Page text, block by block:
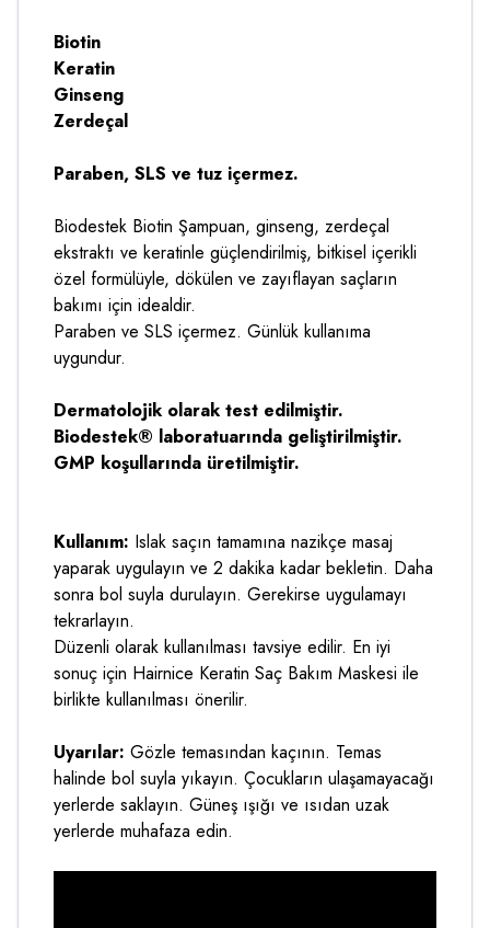
Biotin
Keratin
Ginseng
Zerdeçal
Paraben, SLS ve tuz içermez.
Biodestek Biotin Şampuan, ginseng, zerdeçal
ekstraktı ve keratinle güçlendirilmiş, bitkisel içerikli
özel formülüyle, dökülen ve zayıflayan saçların
bakımı için idealdir.
Paraben ve SLS içermez. Günlük kullanıma
uygundur.
Dermatolojik olarak test edilmiştir.
Biodestek® laboratuarında geliştirilmiştir.
GMP koşullarında üretilmiştir.
Kullanım: Islak saçın tamamına nazikçe masaj
yaparak uygulayın ve 2 dakika kadar bekletin. Daha
sonra bol suyla durulayın. Gerekirse uygulamayı
tekrarlayın.
Düzenli olarak kullanılması tavsiye edilir. En iyi
sonuç için Hairnice Keratin Saç Bakım Maskesi ile
birlikte kullanılması önerilir.
Uyarılar: Gözle temasından kaçının. Temas
halinde bol suyla yıkayın. Çocukların ulaşamayacağı
yerlerde saklayın. Güneş ışığı ve ısıdan uzak
yerlerde muhafaza edin.